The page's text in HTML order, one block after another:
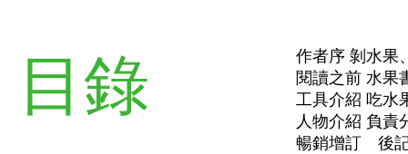
目錄
作者序 剝水果
閱讀之前 水果
工具介紹 吃水
人物介紹 負責
暢銷增訂 後